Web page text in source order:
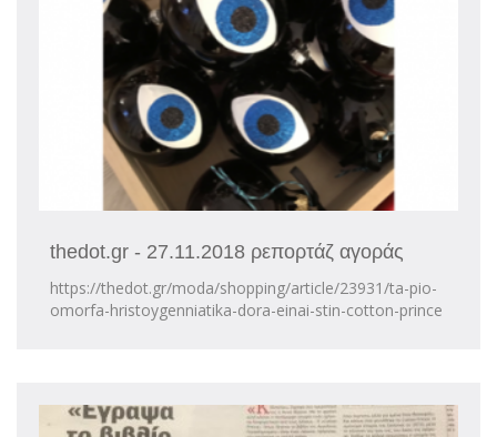
thedot.gr - 27.11.2018 ρεπορτάζ αγοράς
https://thedot.gr/moda/shopping/article/23931/ta-pio-
omorfa-hristoygenniatika-dora-einai-stin-cotton-prince